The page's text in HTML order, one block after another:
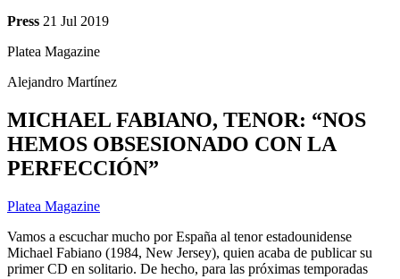
Press 21 Jul 2019
Platea Magazine
Alejandro Martínez
MICHAEL FABIANO, TENOR: “NOS
HEMOS OBSESIONADO CON LA
PERFECCIÓN”
Platea Magazine
Vamos a escuchar mucho por España al tenor estadounidense
Michael Fabiano (1984, New Jersey), quien acaba de publicar su
primer CD en solitario. De hecho, para las próximas temporadas